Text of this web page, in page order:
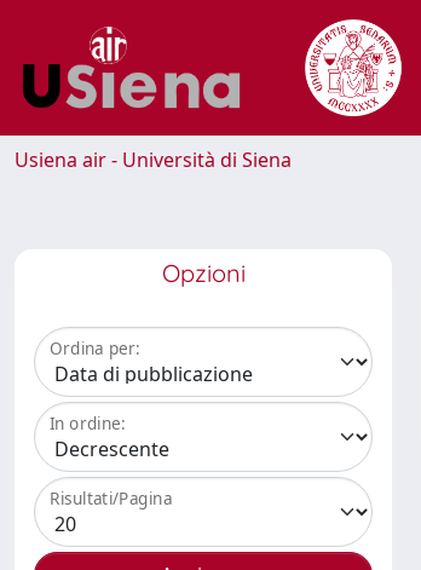
Usiena air - Università di Siena
Opzioni
Ordina per:
In ordine:
Risultati/Pagina